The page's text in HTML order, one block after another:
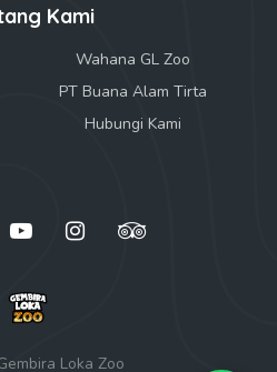
Kami
Wahana GL Zoo
PT Buana Alam Tirta
Hubungi Kami
Loka Zoo